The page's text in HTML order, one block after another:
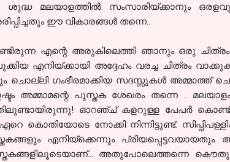
ശുദ്ധ മലയാളത്തില്‍ സംസാരിയ്ക്കാനും
ഈ വികാരങ്ങള്‍ തന്നെ..
എന്റെ അരുകിലെത്തി ഞാനും ഒരു
എനിയ്ക്കായി അദ്ദേഹം വരച്ച ചിത്രം
ഗംഭീരമാക്കിയ സദസ്സുകള്‍ അമ്മാത്ത്
അമ്മാമന്റെ പുസ്തക ശേഖരം തന്നെ ..
ഓറഞ്ച് കളറുള്ള പേപര്‍
കൊതിയോടെ നോക്കി നിന്നിട്ടുണ്ട്. സിപ്പി
എനിയ്ക്കെന്നും പ്രിയപ്പെട്ടവയായതും
അതുപോലെത്തന്നെ